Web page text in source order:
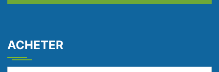
ACHETER